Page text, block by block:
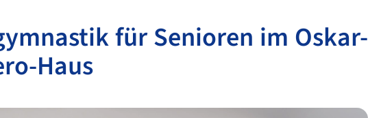
für Senioren im Oskar-
Haus